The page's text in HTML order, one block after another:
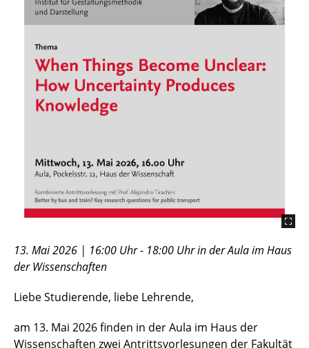
13. Mai 2026 | 16:00 Uhr - 18:00 Uhr in der Aula im Haus
der Wissenschaften
Liebe Studierende, liebe Lehrende,
am 13. Mai 2026 finden in der Aula im Haus der
Wissenschaften zwei Antrittsvorlesungen der Fakultät